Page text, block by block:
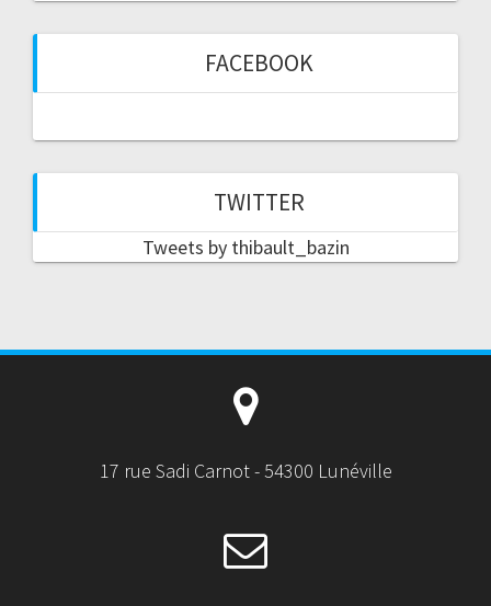
FACEBOOK
TWITTER
Tweets by thibault_bazin
17 rue Sadi Carnot - 54300 Lunéville